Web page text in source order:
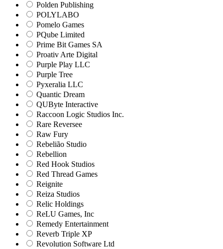
Polden Publishing
POLYLABO
Pomelo Games
PQube Limited
Prime Bit Games SA
Proativ Arte Digital
Purple Play LLC
Purple Tree
Pyxeralia LLC
Quantic Dream
QUByte Interactive
Raccoon Logic Studios Inc.
Rare Reversee
Raw Fury
Rebelião Studio
Rebellion
Red Hook Studios
Red Thread Games
Reignite
Reiza Studios
Relic Holdings
ReLU Games, Inc
Remedy Entertainment
Reverb Triple XP
Revolution Software Ltd